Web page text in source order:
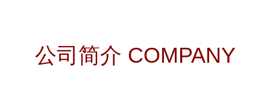
公司简介 COMPANY